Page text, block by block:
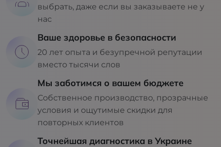
выбрать, даже если вы заказываете не у
нас
Ваше здоровье в безопасности
20 лет опыта и безупречной репутации
вместо тысячи слов
Мы заботимся о вашем бюджете
Собственное производство, прозрачные
условия и ощутимые скидки для
повторных клиентов
Точнейшая диагностика в Украине